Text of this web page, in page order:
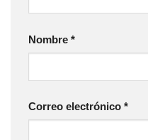
Nombre *
Correo electrónico *